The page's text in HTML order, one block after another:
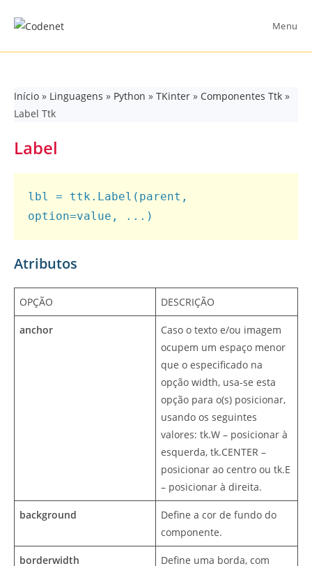
Menu
Início » Linguagens » Python » TKinter » Componentes Ttk »
Label Ttk
Label
lbl = ttk.Label(parent,
option=value, ...)
Atributos
OPÇÃO DESCRIÇÃO
anchor
Caso o texto e/ou imagem
ocupem um espaço menor
que o especificado na
opção width, usa-se esta
opção para o(s) posicionar,
usando os seguintes
valores: tk.W – posicionar à
esquerda, tk.CENTER –
posicionar ao centro ou tk.E
– posicionar à direita.
background
Define a cor de fundo do
componente.
borderwidth
Define uma borda, com